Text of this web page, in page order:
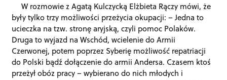
W rozmowie z Agatą Kulczycką Elżbieta Rączy mówi, że
były tylko trzy możliwości przeżycia okupacji: – Jedna to
ucieczka na tzw. stronę aryjską, czyli pomoc Polaków.
Druga to wyjazd na Wschód, wcielenie do Armii
Czerwonej, potem poprzez Syberię możliwość repatriacji
do Polski bądź dołączenie do armii Andersa. Czasem ktoś
przeżył obóz pracy – wybierano do nich młodych i